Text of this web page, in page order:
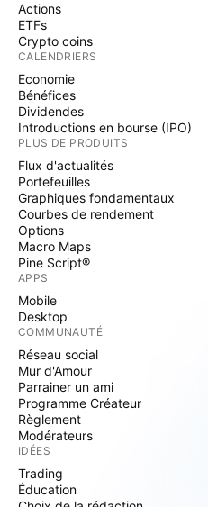
Actions
ETFs
Crypto coins
CALENDRIERS
Economie
Bénéfices
Dividendes
Introductions en bourse (IPO)
PLUS DE PRODUITS
Flux d'actualités
Portefeuilles
Graphiques fondamentaux
Courbes de rendement
Options
Macro Maps
Pine Script®
APPS
Mobile
Desktop
COMMUNAUTÉ
Réseau social
Mur d'Amour
Parrainer un ami
Programme Créateur
Règlement
Modérateurs
IDÉES
Trading
Éducation